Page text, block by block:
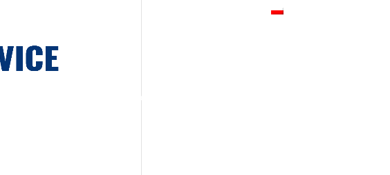
SKLEP INTERNETOWY